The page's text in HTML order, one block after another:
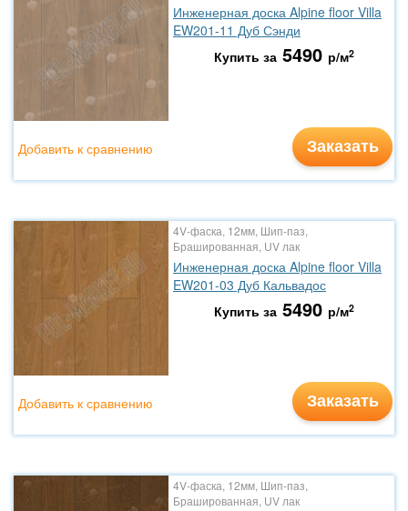
Инженерная доска Alpine floor Villa
EW201-11 Дуб Сэнди
Купить за 5490 р/м2
Заказать
Добавить к сравнению
4V-фаска, 12мм, Шип-паз,
Брашированная, UV лак
Инженерная доска Alpine floor Villa
EW201-03 Дуб Кальвадос
Купить за 5490 р/м2
Заказать
Добавить к сравнению
4V-фаска, 12мм, Шип-паз,
Брашированная, UV лак